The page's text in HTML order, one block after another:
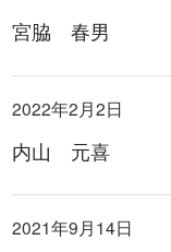
宮脇 春男
2022年2月2日
内山 元喜
2021年9月14日